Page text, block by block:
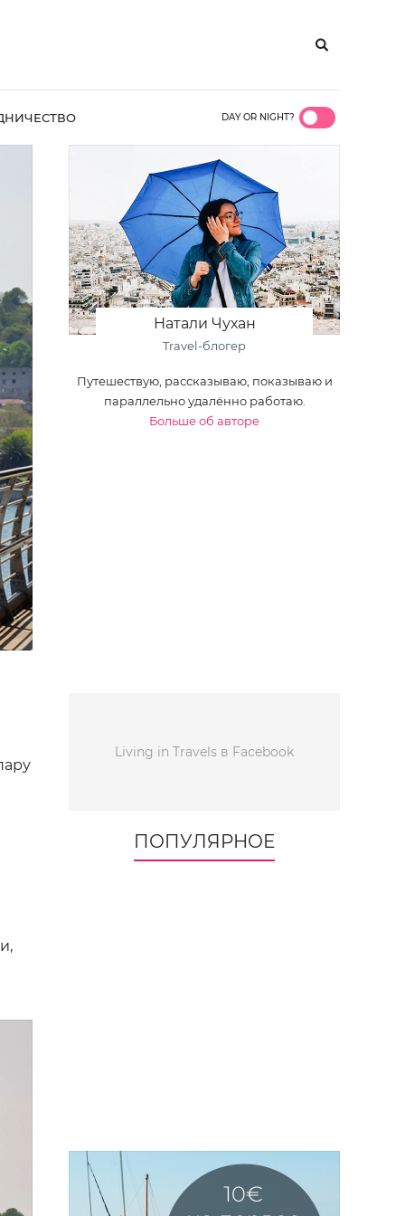
DAY OR NIGHT?
Натали Чухан
Travel-блогер
Путешествую, рассказываю, показываю и
параллельно удалённо работаю.
Больше об авторе
Living in Travels в Facebook
ПОПУЛЯРНОЕ